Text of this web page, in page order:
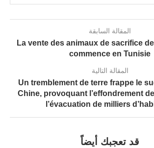
المقالة السابقة
La vente des animaux de sacrifice
commence en Tunisie
المقالة التالية
Un tremblement de terre frappe le
Chine, provoquant l’effondrement
l’évacuation de milliers
قد تعجبك أيضاً